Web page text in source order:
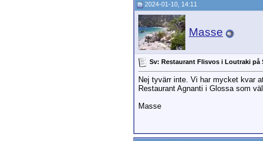
2024-01-10, 14:11
Masse
Sv: Restaurant Flisvos i Loutraki på
Nej tyvärr inte. Vi har mycket kvar
Restaurant Agnanti i Glossa som
Masse